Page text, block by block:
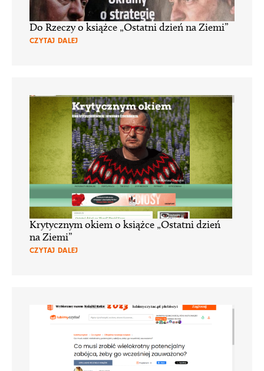
Do Rzeczy o książce „Ostatni dzień na Ziemi”
CZYTAJ DALEJ
Krytycznym okiem o książce „Ostatni dzień
na Ziemi”
CZYTAJ DALEJ